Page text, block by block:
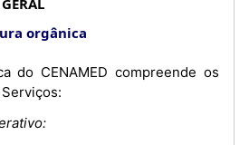
orgânica
do CENAMED compreende os